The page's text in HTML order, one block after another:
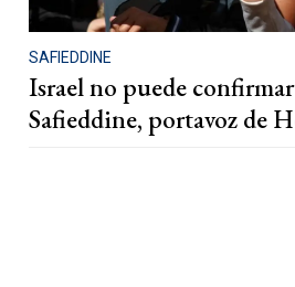
SAFIEDDINE
Israel no puede
Safieddine, portavoz de